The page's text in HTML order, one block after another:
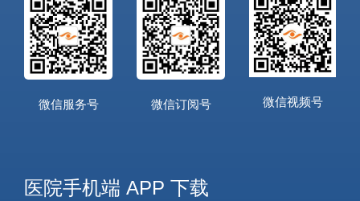
微信服务号 微信订阅号 微信视频号
医院手机端 APP 下载